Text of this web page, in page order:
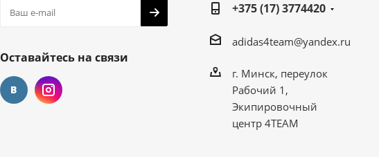
Оставайтесь на связи
+375 (17) 3774420
adidas4team@yandex.ru
г. Минск, переулок
Рабочий 1,
Экипировочный
центр 4TEAM